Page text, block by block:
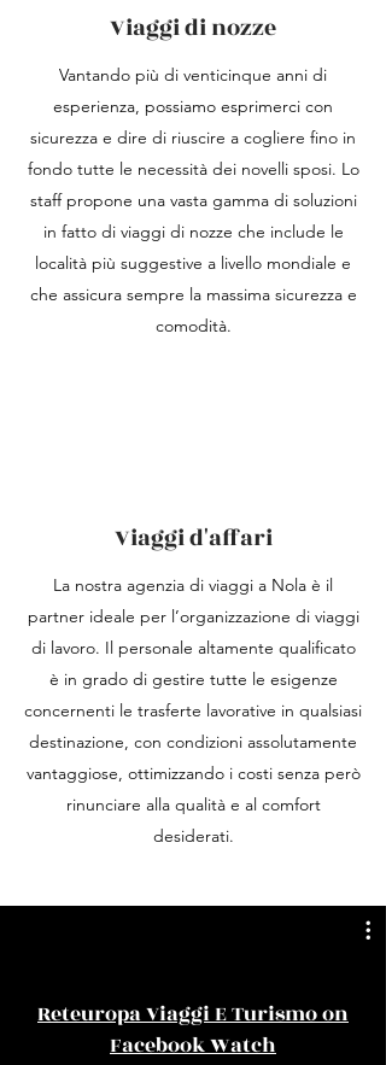
Viaggi di nozze
Vantando più di venticinque anni di
esperienza, possiamo esprimerci con
sicurezza e dire di riuscire a cogliere fino in
fondo tutte le necessità dei novelli sposi. Lo
staff propone una vasta gamma di soluzioni
in fatto di viaggi di nozze che include le
località più suggestive a livello mondiale e
che assicura sempre la massima sicurezza e
comodità.
Viaggi d'affari
La nostra agenzia di viaggi a Nola è il
partner ideale per l’organizzazione di viaggi
di lavoro. Il personale altamente qualificato
è in grado di gestire tutte le esigenze
concernenti le trasferte lavorative in qualsiasi
destinazione, con condizioni assolutamente
vantaggiose, ottimizzando i costi senza però
rinunciare alla qualità e al comfort
desiderati.
Reteuropa Viaggi E Turismo on
Facebook Watch